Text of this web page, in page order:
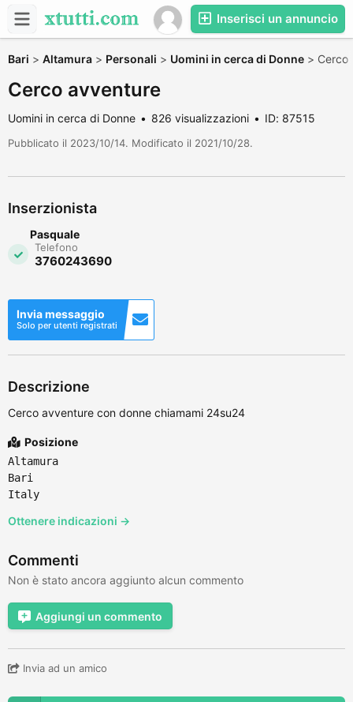
Inserisci un annuncio
Bari > Altamura > Personali > Uomini in cerca di Donne >
Cerco avventure
Uomini in cerca di Donne 826 visualizzazioni ID: 87515
Pubblicato il 2023/10/14. Modificato il 2021/10/28.
Inserzionista
Pasquale
Telefono
3760243690
Invia messaggio
Solo per utenti registrati
Descrizione
Cerco avventure con donne chiamami 24su24
Posizione
Altamura
Bari
Italy
Ottenere indicazioni →
Commenti
Non è stato ancora aggiunto alcun commento
Aggiungi un commento
Invia ad un amico